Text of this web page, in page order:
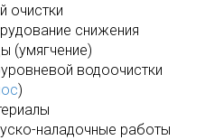
очистки
снижения
(умягчение)
водоочистки
)
наладочные работы